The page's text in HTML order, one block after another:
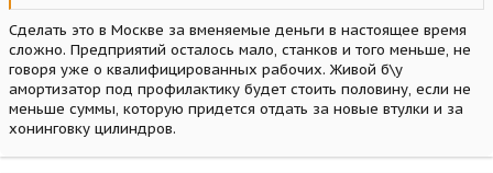
Сделать это в Москве за вменяемые деньги в настоящее время
сложно. Предприятий осталось мало, станков и того меньше, не
говоря уже о квалифицированных рабочих. Живой б\у
амортизатор под профилактику будет стоить половину, если не
меньше суммы, которую придется отдать за новые втулки и за
хонинговку цилиндров.